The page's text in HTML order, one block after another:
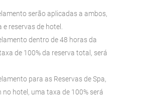
serão aplicadas a ambos,
reservas de hotel.
dentro de 48 horas da
de 100% da reserva total, será
para as Reservas de Spa,
no hotel, uma taxa de 100% será